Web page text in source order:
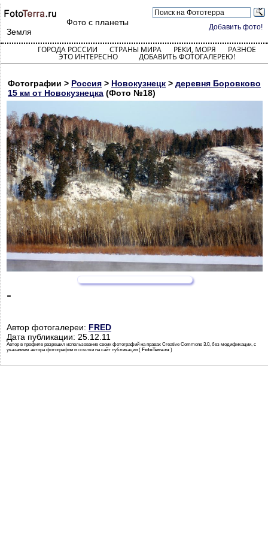
Добавить фото!
Фото с планеты
Земля
ГОРОДА РОССИИ СТРАНЫ МИРА РЕКИ, МОРЯ РАЗНОЕ
ЭТО ИНТЕРЕСНО ДОБАВИТЬ ФОТОГАЛЕРЕЮ!
Фотографии > Россия > Новокузнецк > деревня Боровково
15 км от Новокузнецка (Фото №18)
-
Автор фотогалереи: FRED
Дата публикации: 25.12.11
Автор в профиле разрешил использование своих фотографий на правах Creative Commons 3.0, без модификации, с
указанием автора фотографии и ссылки на сайт публикации ( FotoTerra.ru )